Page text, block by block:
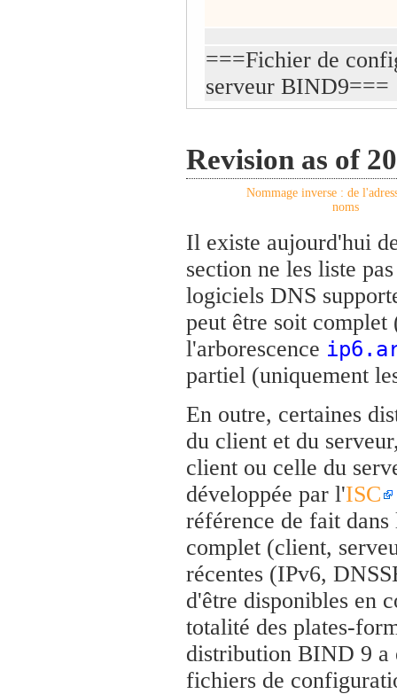
===Fichier de
serveur BIND9===
Revision as of
Nommage inverse : de
noms
Il existe aujourd'hui
section ne les liste
logiciels DNS
peut être soit
l'arborescence
partiel (uniquement
En outre, certaines
du client et du
client ou celle du
développée par l'ISC
référence de fait
complet (client,
récentes (IPv6,
d'être disponibles en
totalité des plates-
distribution BIND 9 a
fichiers de